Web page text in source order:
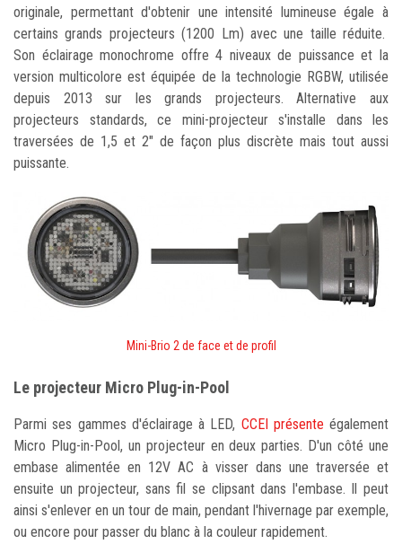
originale, permettant d'obtenir une intensité lumineuse égale à
certains grands projecteurs (1200 Lm) avec une taille réduite.
Son éclairage monochrome offre 4 niveaux de puissance et la
version multicolore est équipée de la technologie RGBW, utilisée
depuis 2013 sur les grands projecteurs. Alternative aux
projecteurs standards, ce mini-projecteur s'installe dans les
traversées de 1,5 et 2" de façon plus discrète mais tout aussi
puissante.
Mini-Brio 2 de face et de profil
Le projecteur Micro Plug-in-Pool
Parmi ses gammes d'éclairage à LED, CCEI présente également
Micro Plug-in-Pool, un projecteur en deux parties. D'un côté une
embase alimentée en 12V AC à visser dans une traversée et
ensuite un projecteur, sans fil se clipsant dans l'embase. Il peut
ainsi s'enlever en un tour de main, pendant l'hivernage par exemple,
ou encore pour passer du blanc à la couleur rapidement.